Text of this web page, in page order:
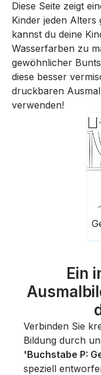
Diese Seite zeigt
Kinder jeden Alters
kannst du deine
Wasserfarben zu
gewöhnlicher
diese besser
druckbaren
verwenden!
Ein
Verbinden Sie
Bildung durch
'Buchstabe P:
speziell